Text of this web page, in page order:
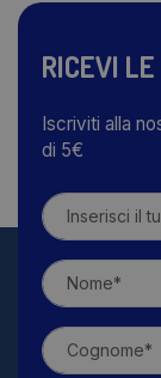
RICEVI
Iscriviti alla
di 5€